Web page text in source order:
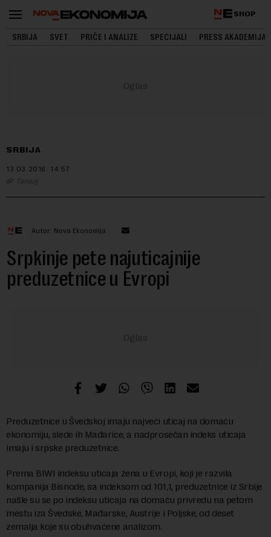
SHOP
SRBIJA SVET PRIČE I ANALIZE SPECIJALI PRESS AKADEMIJA
SRBIJA
13.03.2016. 14:57
Tanjug
Autor: Nova Ekonomija
Srpkinje pete najuticajnije
preduzetnice u Evropi
Preduzetnice u Švedskoj imaju najveći uticaj na domaću
ekonomiju, slede ih Mađarice, a nadprosečan indeks uticaja
imaju i srpske preduzetnice.
Prema BIWI indeksu uticaja žena u Evropi, koji je razvila
kompanija Bisnode, sa indeksom od 101,1, preduzetnice iz Srbije
našle su se po indeksu uticaja na domaću privredu na petom
mestu iza Švedske, Mađarske, Austrije i Poljske, od deset
zemalja koje su obuhvaćene analizom.